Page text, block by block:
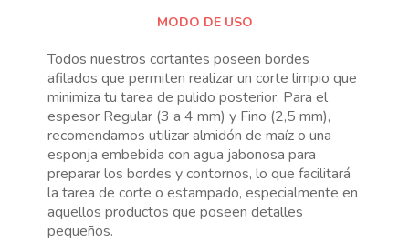
MODO DE USO
Todos nuestros cortantes poseen bordes
afilados que permiten realizar un corte limpio que
minimiza tu tarea de pulido posterior. Para el
espesor Regular (3 a 4 mm) y Fino (2,5 mm),
recomendamos utilizar almidón de maíz o una
esponja embebida con agua jabonosa para
preparar los bordes y contornos, lo que facilitará
la tarea de corte o estampado, especialmente en
aquellos productos que poseen detalles
pequeños.